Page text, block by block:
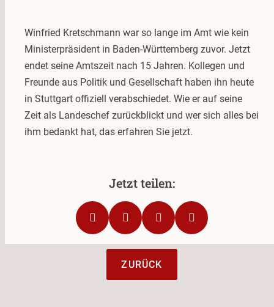
Winfried Kretschmann war so lange im Amt wie kein
Ministerpräsident in Baden-Württemberg zuvor. Jetzt
endet seine Amtszeit nach 15 Jahren. Kollegen und
Freunde aus Politik und Gesellschaft haben ihn heute
in Stuttgart offiziell verabschiedet. Wie er auf seine
Zeit als Landeschef zurückblickt und wer sich alles bei
ihm bedankt hat, das erfahren Sie jetzt.
ZURÜCK